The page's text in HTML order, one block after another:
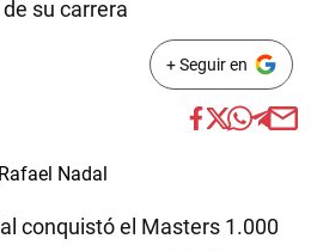
su carrera
+ Seguir en
conquistó el Masters 1.000